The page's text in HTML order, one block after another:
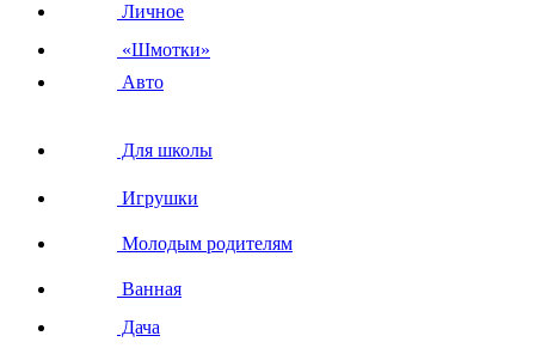
Личное
«Шмотки»
Авто
Для школы
Игрушки
Молодым родителям
Ванная
Дача